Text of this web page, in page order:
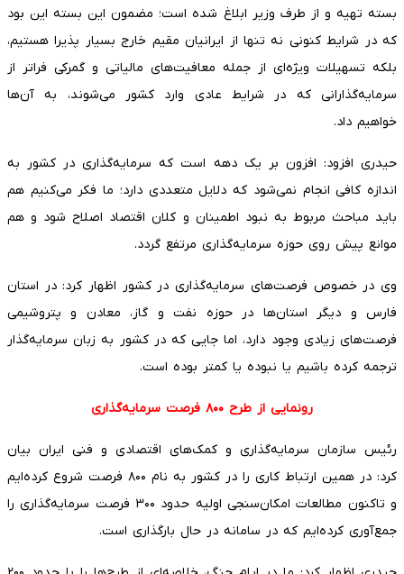
بسته تهیه و از طرف وزیر ابلاغ شده است؛ مضمون این بسته این بود
که در شرایط کنونی نه تنها از ایرانیان مقیم خارج بسیار پذیرا هستیم،
بلکه تسهیلات ویژه‌ای از جمله معافیت‌های مالیاتی و گمرکی فراتر از
سرمایه‌گذارانی که در شرایط عادی وارد کشور می‌شوند، به آن‌ها
خواهیم داد.
حیدری افزود: افزون بر یک دهه است که سرمایه‌گذاری در کشور به
اندازه کافی انجام نمی‌شود که دلایل متعددی دارد؛ ما فکر می‌کنیم هم
باید مباحث مربوط به نبود اطمینان و کلان‌ اقتصاد اصلاح شود و هم
موانع پیش روی حوزه سرمایه‌گذاری مرتفع گردد.
وی در خصوص فرصت‌های سرمایه‌گذاری در کشور اظهار کرد: در استان
فارس و دیگر استان‌ها در حوزه نفت و گاز، معادن و پتروشیمی
فرصت‌های زیادی وجود دارد، اما جایی که در کشور به زبان سرمایه‌گذار
ترجمه کرده باشیم یا نبوده یا کمتر بوده است.
رونمایی از طرح ۸۰۰ فرصت سرمایه‌گذاری
رئیس سازمان سرمایه‌گذاری و کمک‌های اقتصادی و فنی ایران بیان
کرد: در همین ارتباط کاری را در کشور به نام ۸۰۰ فرصت شروع کرده‌ایم
و تاکنون مطالعات امکان‌سنجی اولیه حدود ۳۰۰ فرصت سرمایه‌گذاری را
جمع‌آوری کرده‌ایم که در سامانه در حال بارگذاری است.